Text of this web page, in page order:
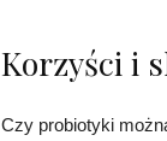
Korzyści i
Czy probiotyki